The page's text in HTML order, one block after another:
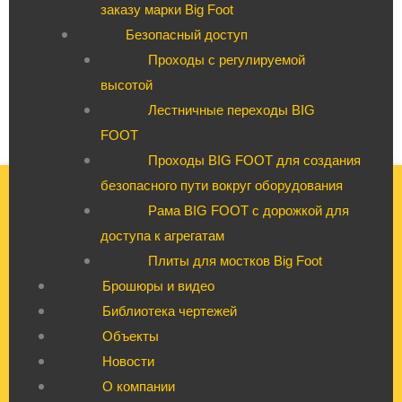
заказу марки Big Foot
Безопасный доступ
Проходы с регулируемой
высотой
Лестничные переходы BIG
FOOT
Проходы BIG FOOT для создания
безопасного пути вокруг оборудования
Рама BIG FOOT с дорожкой для
доступа к агрегатам
Плиты для мостков Big Foot
Брошюры и видео
Библиотека чертежей
Объекты
Новости
О компании